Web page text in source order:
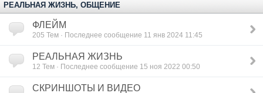
РЕАЛЬНАЯ ЖИЗНЬ, ОБЩЕНИЕ
ФЛЕЙМ
205 Тем · Последнее сообщение 11 янв 2024 11:45
РЕАЛЬНАЯ ЖИЗНЬ
12 Тем · Последнее сообщение 15 ноя 2022 00:50
СКРИНШОТЫ И ВИДЕО